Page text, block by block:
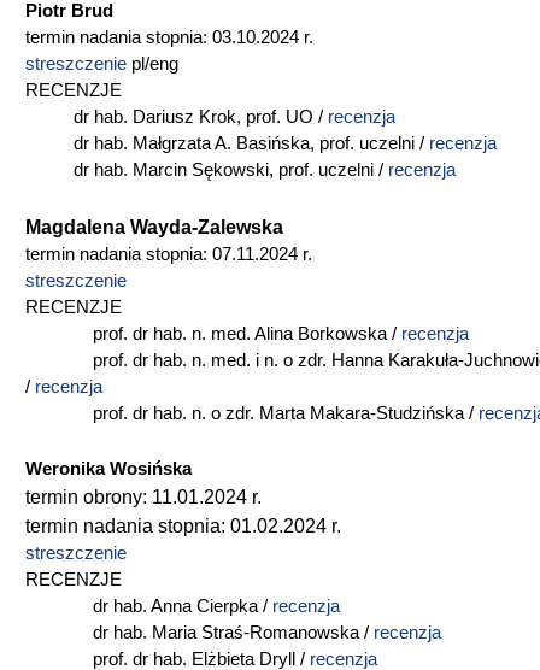
Piotr Brud
termin nadania stopnia: 03.10.2024 r.
streszczenie pl/eng
RECENZJE
dr hab. Dariusz Krok, prof. UO / recenzja
dr hab. Małgrzata A. Basińska, prof. uczelni / recenzja
dr hab. Marcin Sękowski, prof. uczelni / recenzja
Magdalena Wayda-Zalewska
termin nadania stopnia: 07.11.2024 r.
streszczenie
RECENZJE
prof. dr hab. n. med. Alina Borkowska / recenzja
prof. dr hab. n. med. i n. o zdr. Hanna Karakuła-
/ recenzja
prof. dr hab. n. o zdr. Marta Makara-Studzińska /
Weronika Wosińska
termin obrony: 11.01.2024 r.
termin nadania stopnia: 01.02.2024 r.
streszczenie
RECENZJE
dr hab. Anna Cierpka / recenzja
dr hab. Maria Straś-Romanowska / recenzja
prof. dr hab. Elżbieta Dryll / recenzja